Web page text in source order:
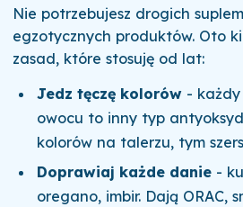
Nie potrzebujesz drogich
egzotycznych produktów. Oto
zasad, które stosuję od lat:
Jedz tęczę kolorów -
owocu to inny typ
kolorów na talerzu, tym
Doprawiaj każde danie -
oregano, imbir. Dają ORAC,